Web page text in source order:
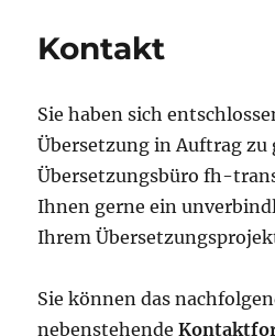
Kontakt
Sie haben sich
Übersetzung in Auftrag zu
Übersetzungsbüro fh-
Ihnen gerne ein
Ihrem
Sie können das
nebenstehende